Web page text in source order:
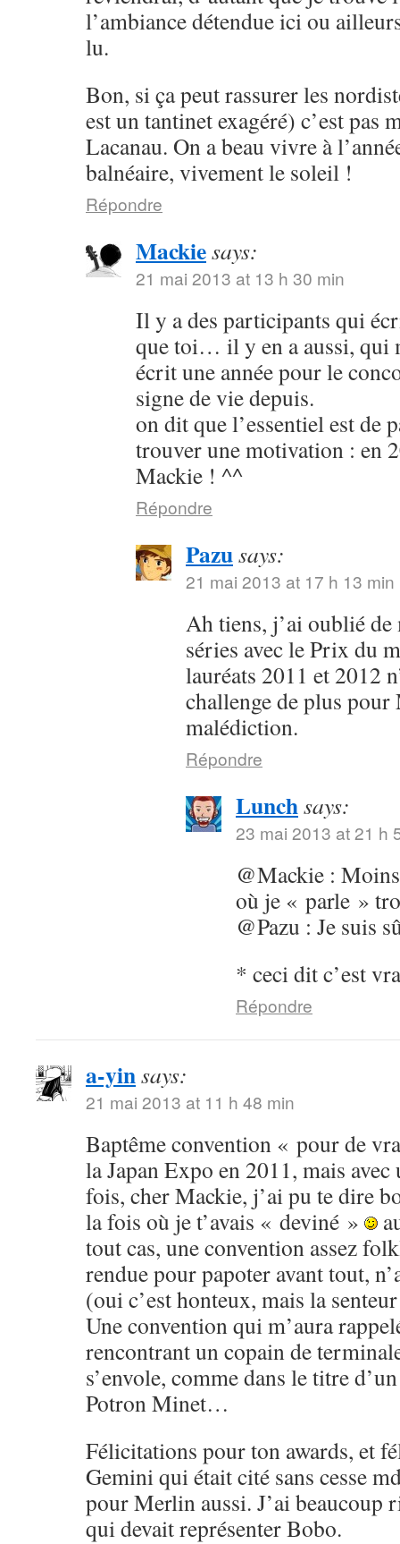
l’ambiance détendue ici ou
lu.
Bon, si ça peut rassurer les
est un tantinet exagéré) c’est pas
Lacanau. On a beau vivre à
balnéaire, vivement le soleil !
Répondre
Mackiesays:
21 mai 2013 at 13 h 30 min
Il y a des participants qui
que toi… il y en a aussi, qui
écrit une année pour le
signe de vie depuis.
on dit que l’essentiel est de
trouver une motivation : en
Mackie ! ^^
Répondre
Pazusays:
21 mai 2013 at 17 h 13 min
Ah tiens, j’ai oublié
séries avec le Prix du
lauréats 2011 et 2012
challenge de plus
malédiction.
Répondre
Lunchsays:
23 mai 2013 at 21 h
@Mackie :
où je « parle »
@Pazu : Je suis
* ceci dit c’est
Répondre
a-yinsays:
21 mai 2013 at 11 h 48 min
Baptême convention « pour de
la Japan Expo en 2011, mais avec
fois, cher Mackie, j’ai pu te dire
la fois où je t’avais « deviné »
tout cas, une convention assez
rendue pour papoter avant tout,
(oui c’est honteux, mais la
Une convention qui m’aura
rencontrant un copain de
s’envole, comme dans le titre
Potron Minet…
Félicitations pour ton awards, et
Gemini qui était cité sans cesse
pour Merlin aussi. J’ai beaucoup
qui devait représenter Bobo.